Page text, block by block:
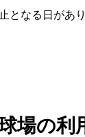
となる日があ
場の利